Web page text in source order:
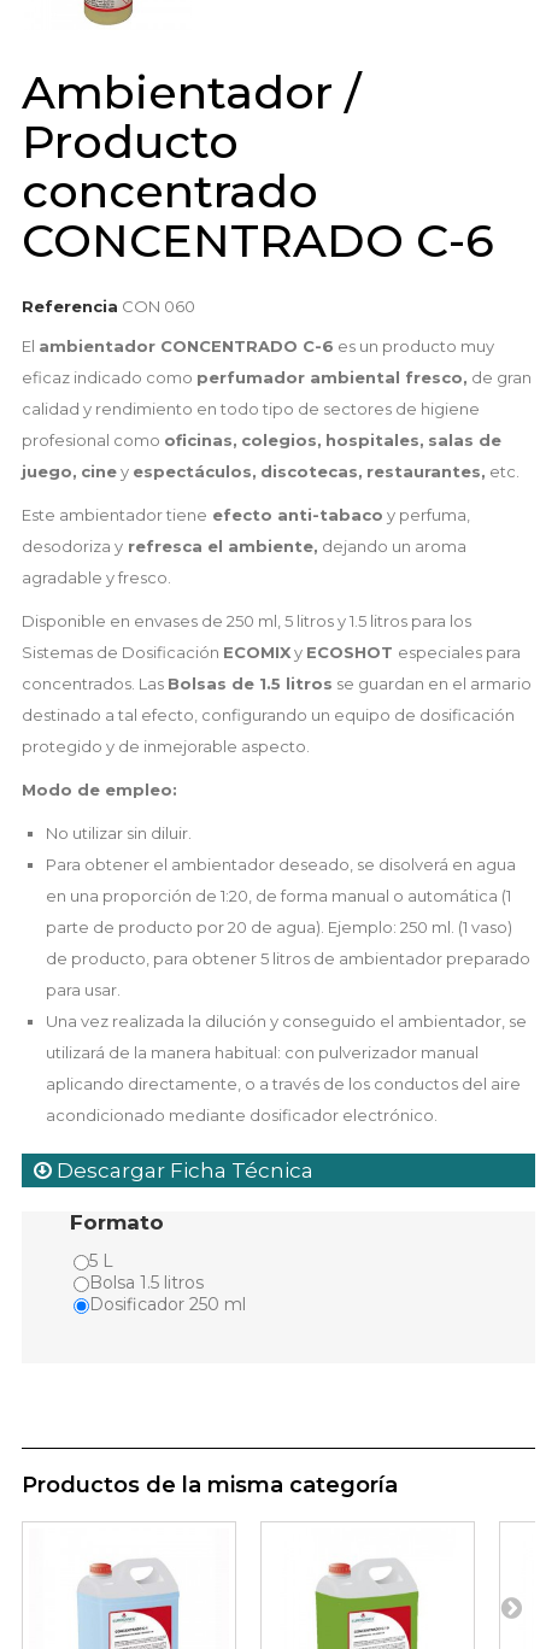
Ambientador /
Producto
concentrado
CONCENTRADO C-6
Referencia CON 060
El ambientador CONCENTRADO C-6 es un producto muy
eficaz indicado como perfumador ambiental fresco, de gran
calidad y rendimiento en todo tipo de sectores de higiene
profesional como oficinas, colegios, hospitales, salas de
juego, ciney espectáculos, discotecas, restaurantes, etc.
Este ambientador tiene efecto anti-tabaco y perfuma,
desodoriza yrefresca el ambiente, dejando un aroma
agradable y fresco.
Disponible en envases de 250 ml, 5 litros y 1.5 litros para los
Sistemas de Dosificación ECOMIXy ECOSHOT especiales para
concentrados. Las Bolsas de 1.5 litros se guardan en el armario
destinado a tal efecto, configurando un equipo de dosificación
protegido y de inmejorable aspecto.
Modo de empleo:
No utilizar sin diluir.
Para obtener el ambientador deseado, se disolverá en agua
en una proporción de 1:20, de forma manual o automática (1
parte de producto por 20 de agua). Ejemplo: 250 ml. (1 vaso)
de producto, para obtener 5 litros de ambientador preparado
para usar.
Una vez realizada la dilución y conseguido el ambientador, se
utilizará de la manera habitual: con pulverizador manual
aplicando directamente, o a través de los conductos del aire
acondicionado mediante dosificador electrónico.
Descargar Ficha Técnica
Formato
5 L
Bolsa 1.5 litros
Dosificador 250 ml
Productos de la misma categoría